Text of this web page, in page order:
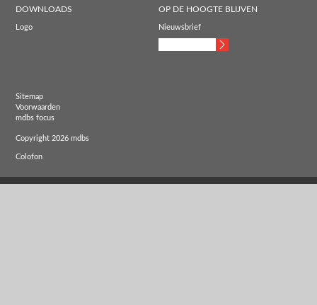
DOWNLOADS
Logo
OP DE HOOGTE BLIJVEN
Nieuwsbrief
Sitemap
Voorwaarden
mdbs focus
Copyright 2026 mdbs
Colofon